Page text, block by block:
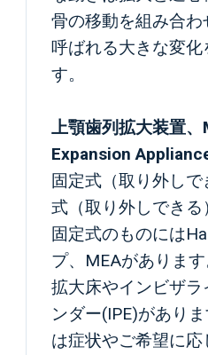
骨の移動を組み合わ
呼ばれる大きな変化
す。
上顎歯列拡大装置
Expansion
固定式（取り外し
式（取り外しできる
固定式のものには
プ、MEAがありま
拡大床やインビザ
ンダー(IPE)があり
は症状やご希望に